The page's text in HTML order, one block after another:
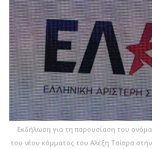
Εκδήλωση για τη παρουσίαση του
του νέου κόμματος του Αλέξη Τσίπρα